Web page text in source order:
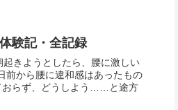
験記・全記録
おらず、どうしよう……と途方